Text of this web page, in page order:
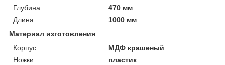
Глубина
470 мм
Длина
1000 мм
Материал изготовления
Корпус
МДФ крашеный
Ножки
пластик